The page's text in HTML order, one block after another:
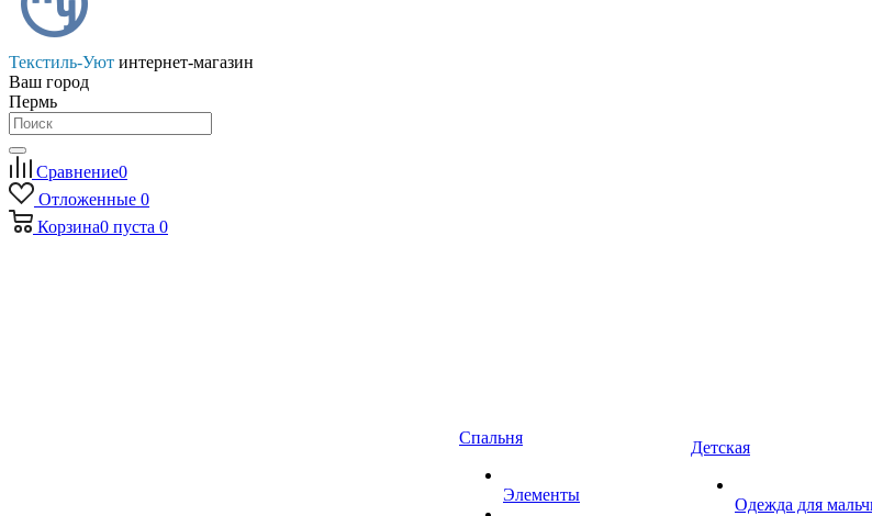
Текстиль-Уют интернет-магазин
Ваш город
Пермь
Сравнение0
Отложенные 0
Корзина0 пуста 0
Спальня
Элементы
Детская
Одежда для